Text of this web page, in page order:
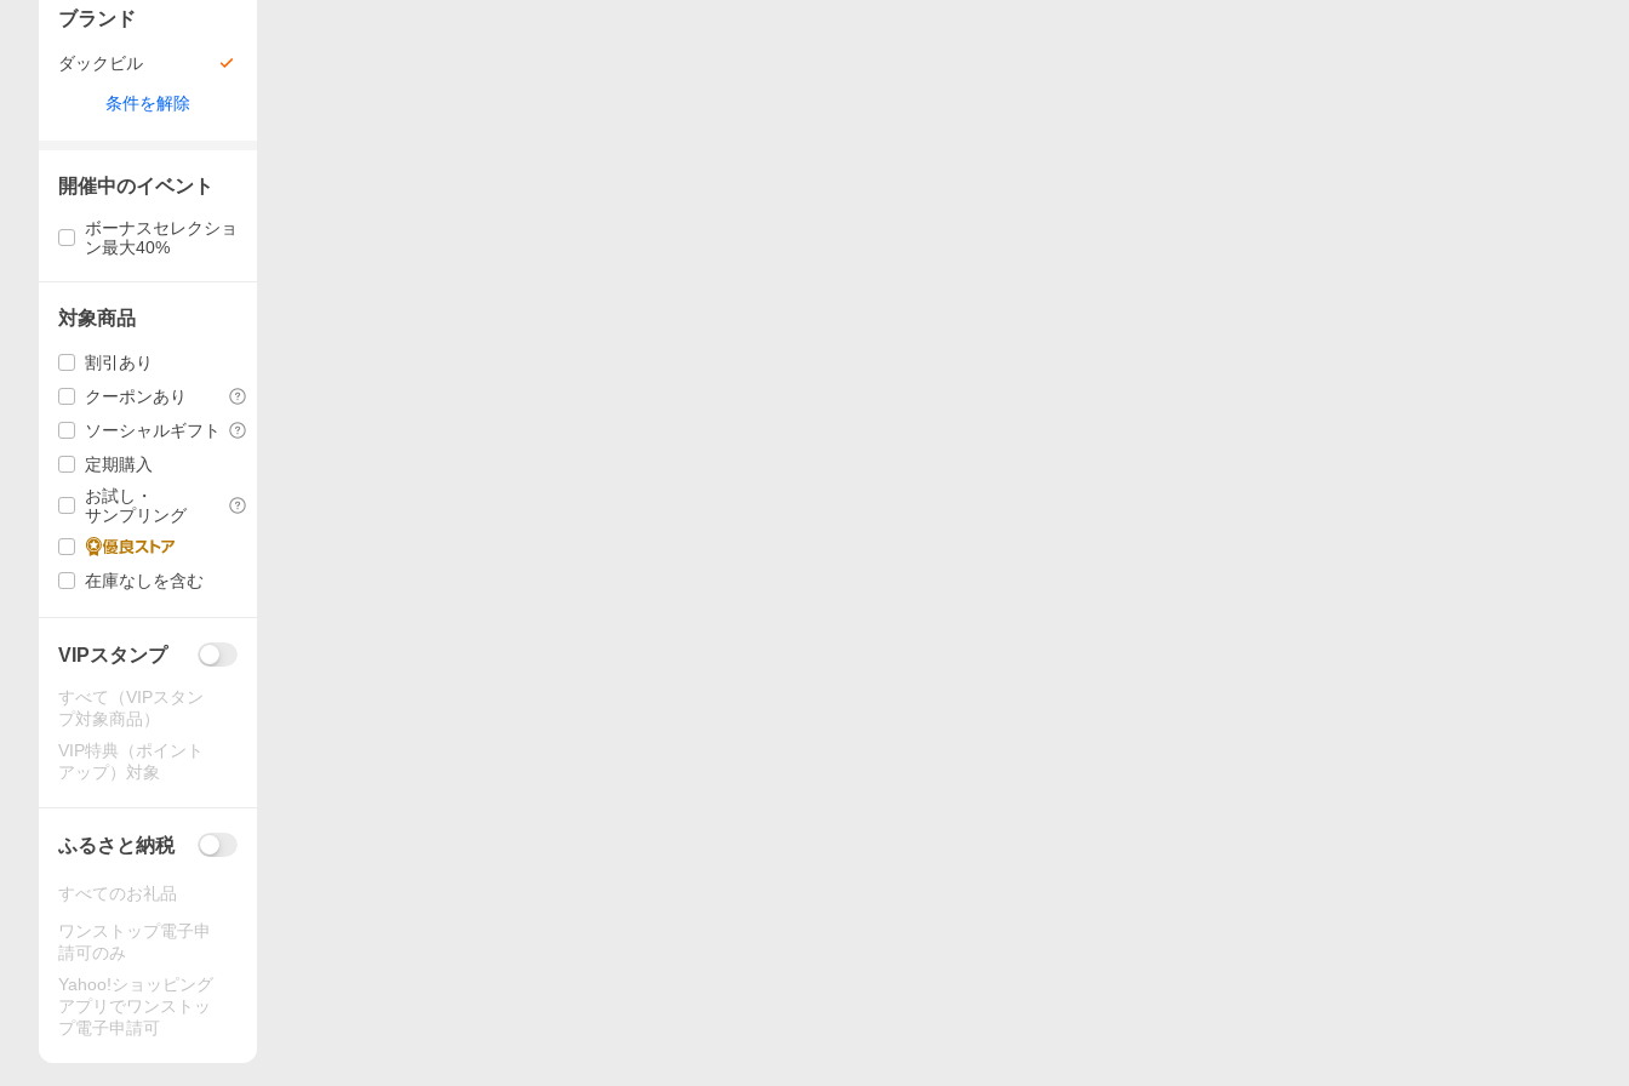
ブランド
ダックビル
条件を解除
開催中のイベント
ボーナスセレクショ
ン最大40%
対象商品
割引あり
クーポンあり
ソーシャルギフト
定期購入
お試し・
サンプリング
在庫なしを含む
VIPスタンプ
すべて（VIPスタン
プ対象商品）
VIP特典（ポイント
アップ）対象
ふるさと納税
すべてのお礼品
ワンストップ電子申
請可のみ
Yahoo!ショッピング
アプリでワンストッ
プ電子申請可